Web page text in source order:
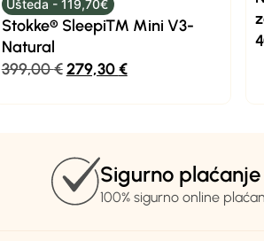
Ušteda - 119,70€
Stokke® Sleepi™ Mini V3-
Natural
399,00€279,30€
Sigurno plaćanje
100% sigurno online